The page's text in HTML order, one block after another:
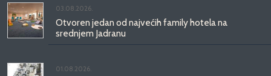
03.08.2026.
Otvoren jedan od najvećih family hotela na
srednjem Jadranu
01.08.2026.